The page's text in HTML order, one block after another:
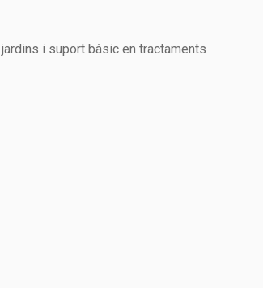
i suport bàsic en tractaments